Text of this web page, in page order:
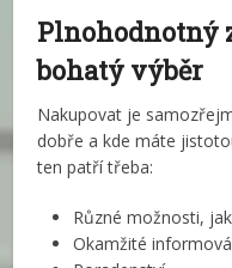
Plnohodnotný
bohatý výběr
Nakupovat je
dobře a kde máte
ten patří třeba:
Různé možnosti,
Okamžité